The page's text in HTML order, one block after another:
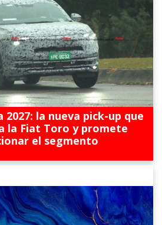
la nueva pick-up que
la Fiat Toro y promete
el segmento